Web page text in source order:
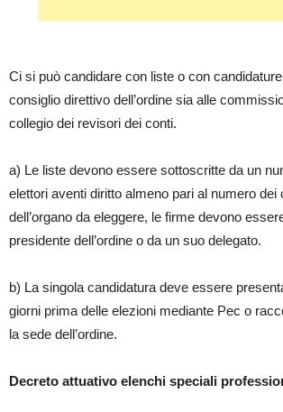
Ci si può candidare con liste o con
consiglio direttivo dell’ordine sia alle
collegio dei revisori dei conti.
a) Le liste devono essere sottoscritte da un
elettori aventi diritto almeno pari al numero dei
dell’organo da eleggere, le firme devono
presidente dell’ordine o da un suo delegato.
b) La singola candidatura deve essere
giorni prima delle elezioni mediante Pec o
la sede dell’ordine.
Decreto attuativo elenchi speciali